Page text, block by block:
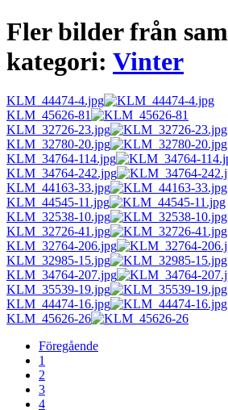
Fler bilder från
kategori: Vinter
KLM_44474-4.jpg
KLM_45626-81
KLM_32726-23.jpg
KLM_32780-20.jpg
KLM_34764-114.jpg
KLM_34764-242.jpg
KLM_44163-33.jpg
KLM_44545-11.jpg
KLM_32538-10.jpg
KLM_32726-41.jpg
KLM_32764-206.jpg
KLM_32985-15.jpg
KLM_34764-207.jpg
KLM_35539-19.jpg
KLM_44474-16.jpg
KLM_45626-26
Föregående
1
2
3
4